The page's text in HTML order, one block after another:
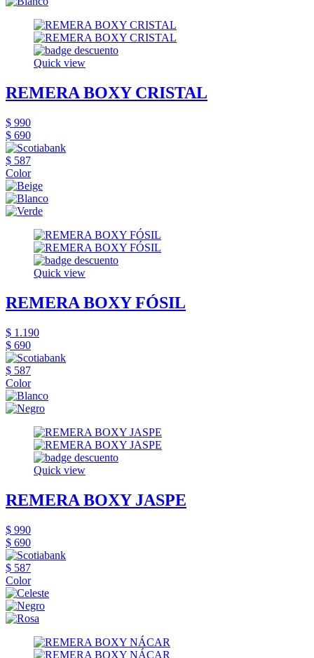
Quick view
REMERA BOXY CRISTAL
$ 990
$ 690
$ 587
Color
Quick view
REMERA BOXY FÓSIL
$ 1.190
$ 690
$ 587
Color
Quick view
REMERA BOXY JASPE
$ 990
$ 690
$ 587
Color